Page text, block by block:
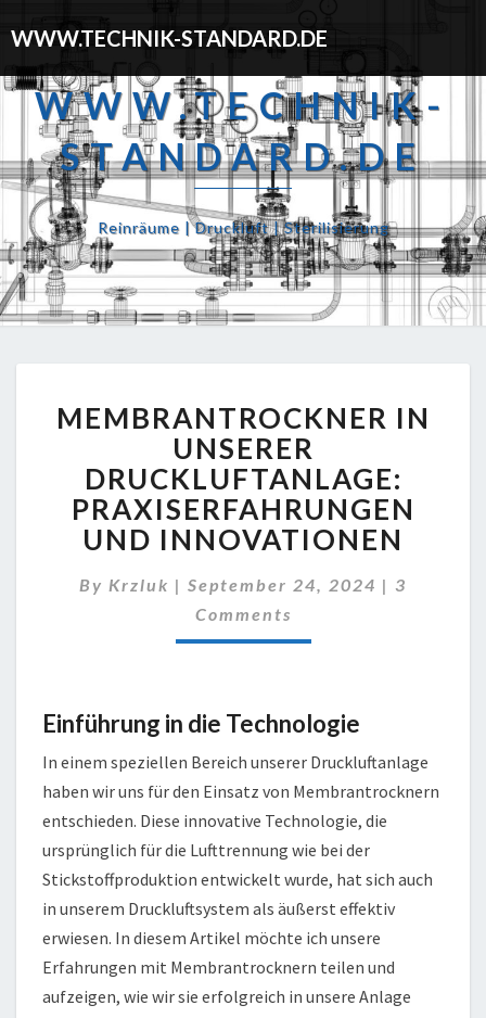
WWW.TECHNIK-STANDARD.DE
WWW.TECHNIK-
STANDARD.DE
Reinräume | Druckluft | Sterilisierung
IN
UNSERER
DRUCKLUFTANLAGE:
PRAXISERFAHRUNGEN
UND
INNOVATIONEN
MEMBRANTROCKNER IN
UNSERER
DRUCKLUFTANLAGE:
PRAXISERFAHRUNGEN
UND INNOVATIONEN
By Krzluk | September 24, 2024 | 3
Comments
Einführung in die Technologie
In einem speziellen Bereich unserer Druckluftanlage
haben wir uns für den Einsatz von Membrantrocknern
entschieden. Diese innovative Technologie, die
ursprünglich für die Lufttrennung wie bei der
Stickstoffproduktion entwickelt wurde, hat sich auch
in unserem Druckluftsystem als äußerst effektiv
erwiesen. In diesem Artikel möchte ich unsere
Erfahrungen mit Membrantrocknern teilen und
aufzeigen, wie wir sie erfolgreich in unsere Anlage